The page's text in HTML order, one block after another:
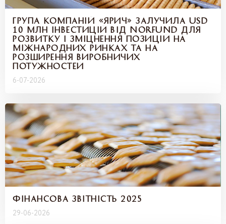
ГРУПА КОМПАНІЙ «ЯРИЧ» ЗАЛУЧИЛА USD
10 МЛН ІНВЕСТИЦІЙ ВІД NORFUND ДЛЯ
РОЗВИТКУ І ЗМІЦНЕННЯ ПОЗИЦІЙ НА
МІЖНАРОДНИХ РИНКАХ ТА НА
РОЗШИРЕННЯ ВИРОБНИЧИХ
ПОТУЖНОСТЕЙ
6-07-2026
ФІНАНСОВА ЗВІТНІСТЬ 2025
29-06-2026